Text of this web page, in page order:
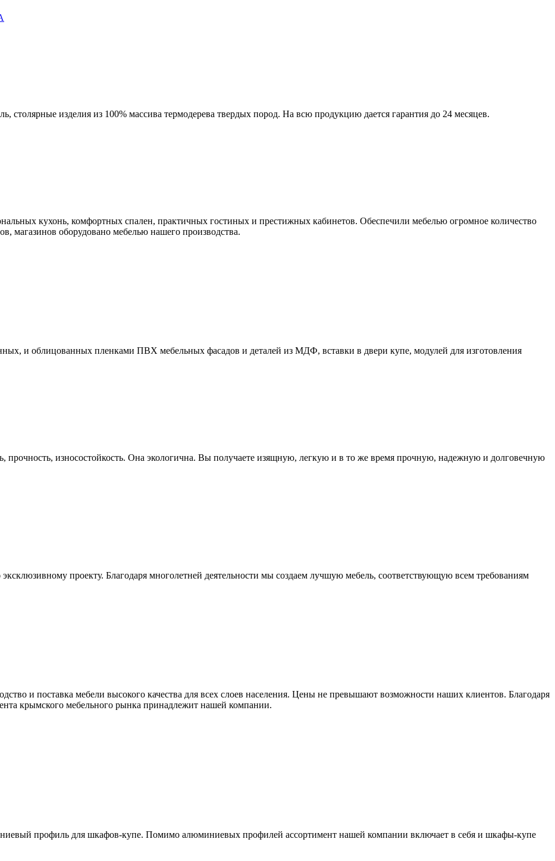
столярные изделия из 100% массива термодерева твердых пород. На всю продукцию дается гарантия до 24 месяцев.
кухонь, комфортных спален, практичных гостиных и престижных кабинетов. Обеспечили мебелью огромное количество
магазинов оборудовано мебелью нашего производства.
и облицованных пленками ПВХ мебельных фасадов и деталей из МДФ, вставки в двери купе, модулей для изготовления
прочность, износостойкость. Она экологична. Вы получаете изящную, легкую и в то же время прочную, надежную и долговечную
проекту. Благодаря многолетней деятельности мы создаем лучшую мебель, соответствующую всем требованиям
и поставка мебели высокого качества для всех слоев населения. Цены не превышают возможности наших клиентов. Благодаря
крымского мебельного рынка принадлежит нашей компании.
профиль для шкафов-купе. Помимо алюминиевых профилей ассортимент нашей компании включает в себя и шкафы-купе